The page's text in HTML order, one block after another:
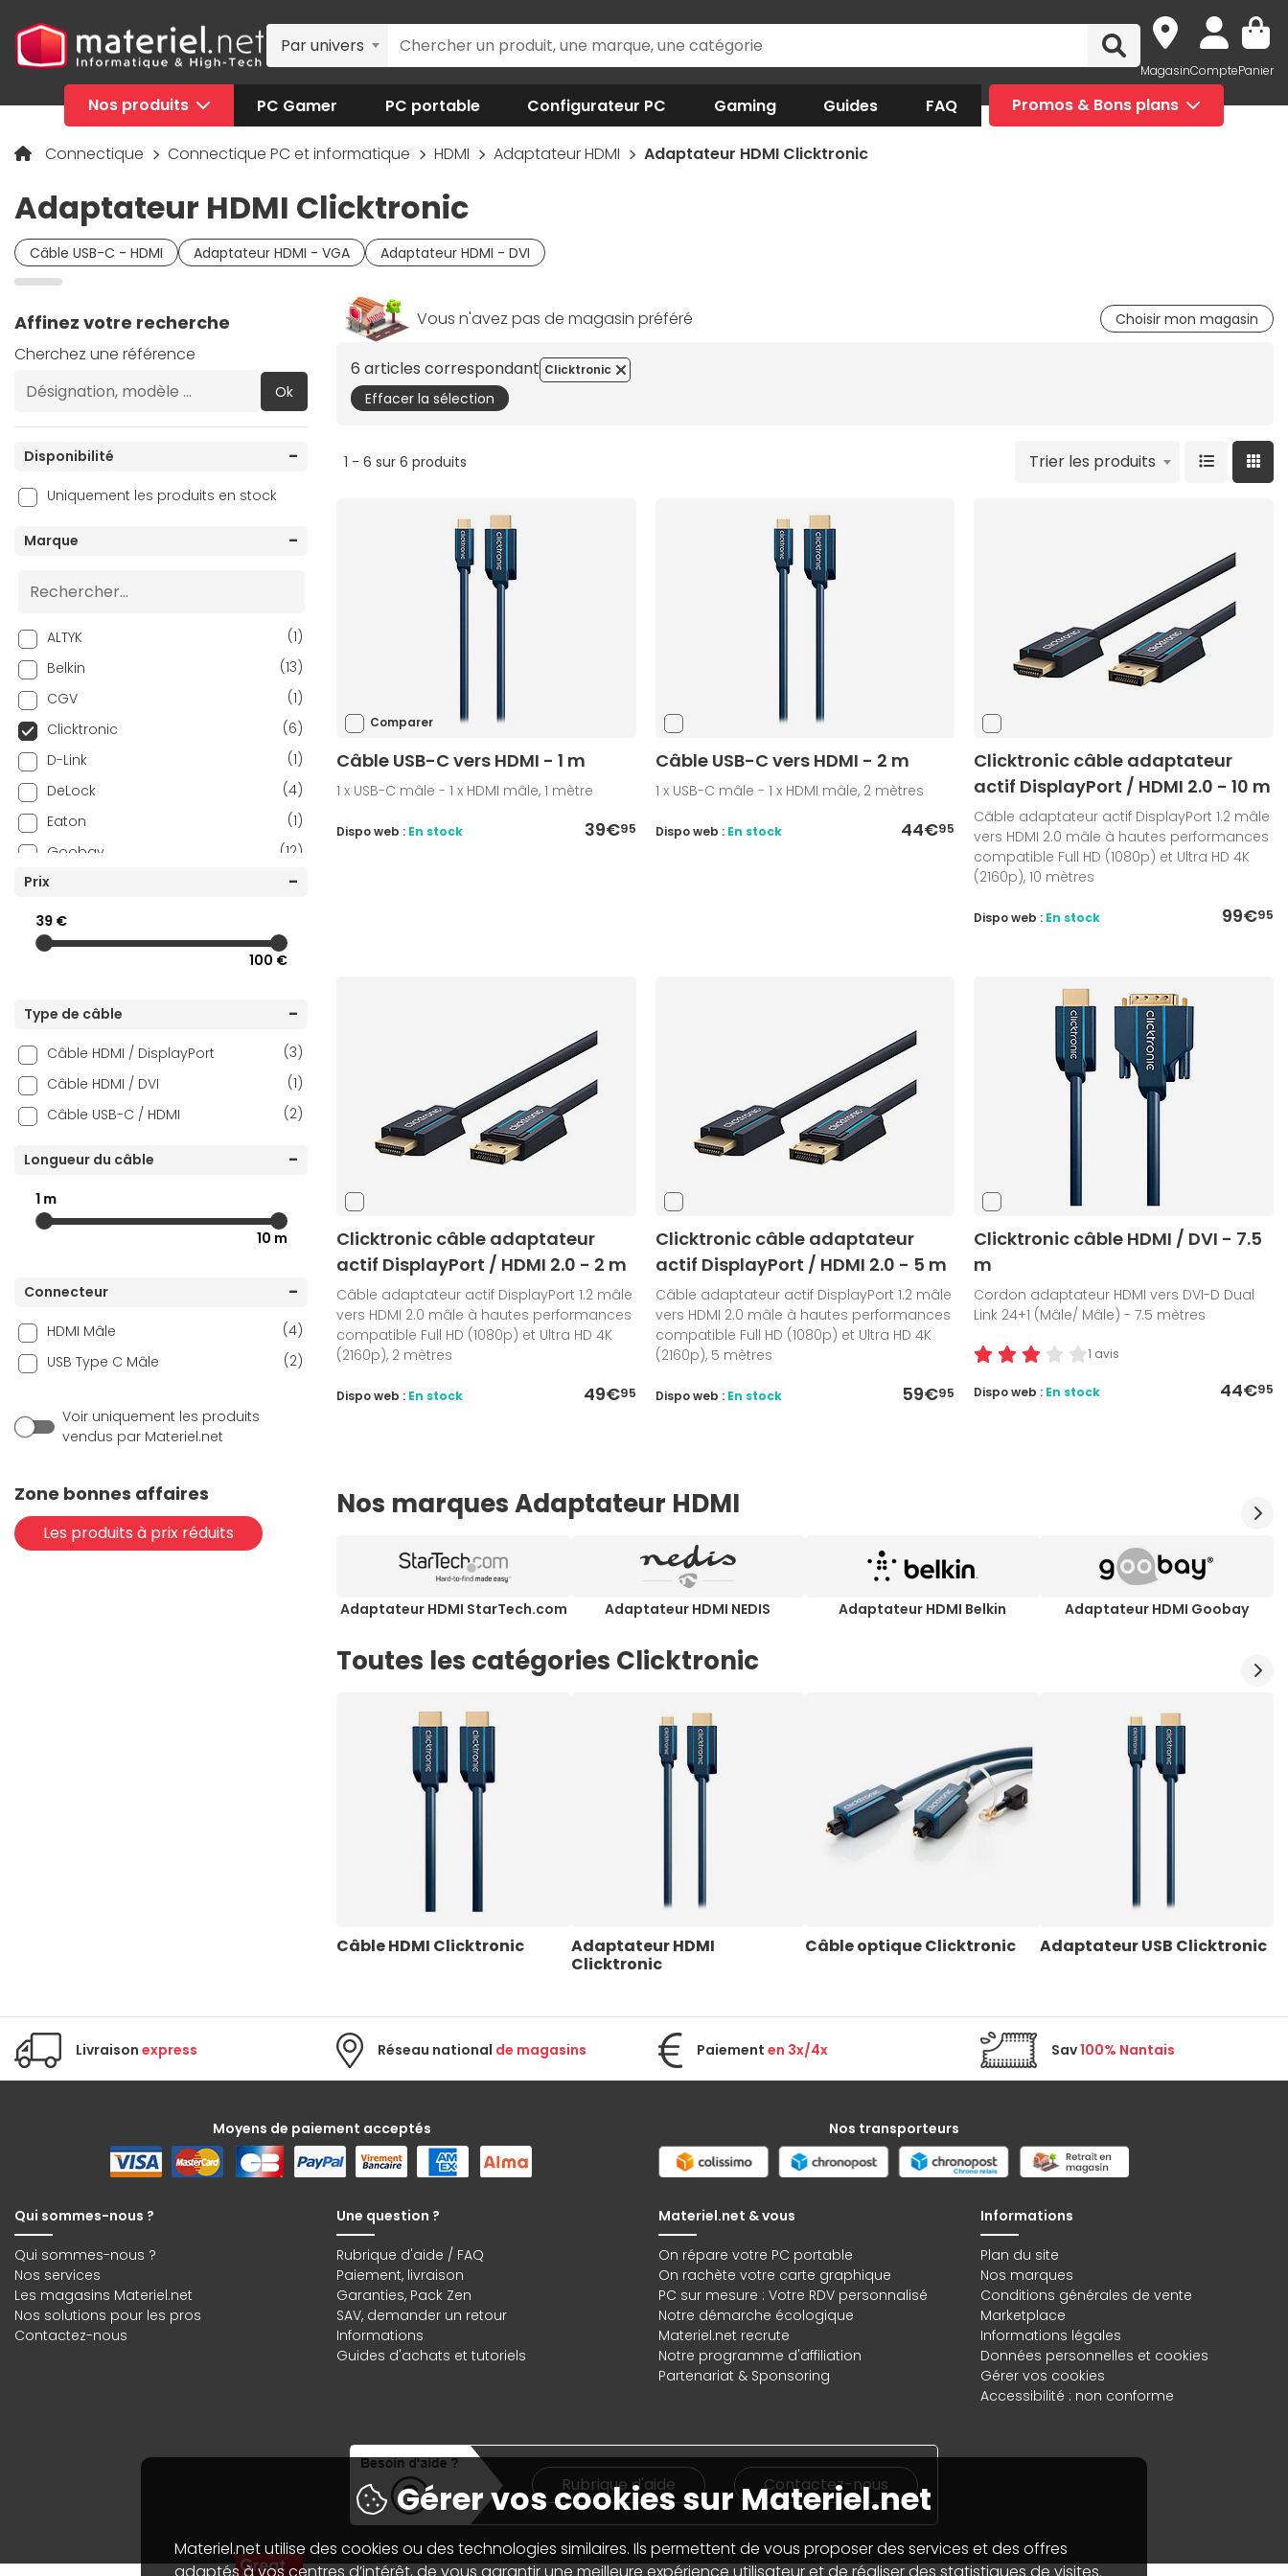
Par univers
MagasinComptePanier
Nos produits PC Gamer PC portable Configurateur PC Gaming Guides FAQ Promos & Bons plans
Connectique Connectique PC et informatique HDMI Adaptateur HDMI Adaptateur HDMI Clicktronic
Adaptateur HDMI Clicktronic
Câble USB-C - HDMI Adaptateur HDMI - VGA Adaptateur HDMI - DVI
Affinez votre recherche
Cherchez une référence
Ok
Disponibilité
Uniquement les produits en stock
Marque
ALTYK
(1)
Belkin
(13)
CGV
(1)
Clicktronic
(6)
D-Link
(1)
DeLock
(4)
Eaton
(1)
Goobay
(12)
Générique
(8)
HDfury
HP
ICY BOX
(2)
(1)
(17)
Satechi
(2)
Vivolink
(3)
Prix
39 €
100 €
Type de câble
Câble HDMI / DisplayPort
(3)
Câble HDMI / DVI
(1)
Câble USB-C / HDMI
(2)
Longueur du câble
1 m
10 m
Connecteur
HDMI Mâle
(4)
USB Type C Mâle
(2)
Voir uniquement les produits
vendus par Materiel.net
Zone bonnes affaires
Les produits à prix réduits
Vous n'avez pas de magasin préféré Choisir mon magasin
6 articles correspondant
Effacer la sélection
Clicktronic
1 - 6 sur 6 produits Trier les produits
Comparer
Câble USB-C vers HDMI - 1 m
1 x USB-C mâle - 1 x HDMI mâle, 1 mètre
39€95
Dispo web : En stock
Câble USB-C vers HDMI - 2 m
1 x USB-C mâle - 1 x HDMI mâle, 2 mètres
44€95
Dispo web : En stock
Clicktronic câble adaptateur
actif DisplayPort / HDMI 2.0 - 10 m
Câble adaptateur actif DisplayPort 1.2 mâle
vers HDMI 2.0 mâle à hautes performances
compatible Full HD (1080p) et Ultra HD 4K
(2160p), 10 mètres
99€95
Dispo web : En stock
Clicktronic câble adaptateur
actif DisplayPort / HDMI 2.0 - 2 m
Câble adaptateur actif DisplayPort 1.2 mâle
vers HDMI 2.0 mâle à hautes performances
compatible Full HD (1080p) et Ultra HD 4K
(2160p), 2 mètres
49€95
Dispo web : En stock
Clicktronic câble adaptateur
actif DisplayPort / HDMI 2.0 - 5 m
Câble adaptateur actif DisplayPort 1.2 mâle
vers HDMI 2.0 mâle à hautes performances
compatible Full HD (1080p) et Ultra HD 4K
(2160p), 5 mètres
59€95
Dispo web : En stock
Clicktronic câble HDMI / DVI - 7.5
m
Cordon adaptateur HDMI vers DVI-D Dual
Link 24+1 (Mâle/ Mâle) - 7.5 mètres
1 avis
44€95
Dispo web : En stock
Nos marques Adaptateur HDMI
Adaptateur HDMI StarTech.com Adaptateur HDMI NEDIS Adaptateur HDMI Belkin Adaptateur HDMI Goobay
Toutes les catégories Clicktronic
Câble HDMI Clicktronic
Adaptateur HDMI
Clicktronic
Câble optique Clicktronic Adaptateur USB Clicktronic
Livraison express Réseau national de magasins Paiement en 3x/4x Sav100% Nantais
Moyens de paiement acceptés Nos transporteurs
Qui sommes-nous ?
Qui sommes-nous ?
Nos services
Les magasins Materiel.net
Nos solutions pour les pros
Contactez-nous
Une question ?
Rubrique d'aide / FAQ
Paiement, livraison
Garanties, Pack Zen
SAV, demander un retour
Informations
Guides d'achats et tutoriels
Materiel.net & vous
On répare votre PC portable
On rachète votre carte graphique
PC sur mesure : Votre RDV personnalisé
Notre démarche écologique
Materiel.net recrute
Notre programme d'affiliation
Partenariat & Sponsoring
Informations
Plan du site
Nos marques
Conditions générales de vente
Marketplace
Informations légales
Données personnelles et cookies
Gérer vos cookies
Accessibilité : non conforme
Rubrique d'aide Contactez-nous
Gérer vos cookies sur Materiel.net
Materiel.net utilise des cookies ou des technologies similaires. Ils permettent de vous proposer des services et des offres